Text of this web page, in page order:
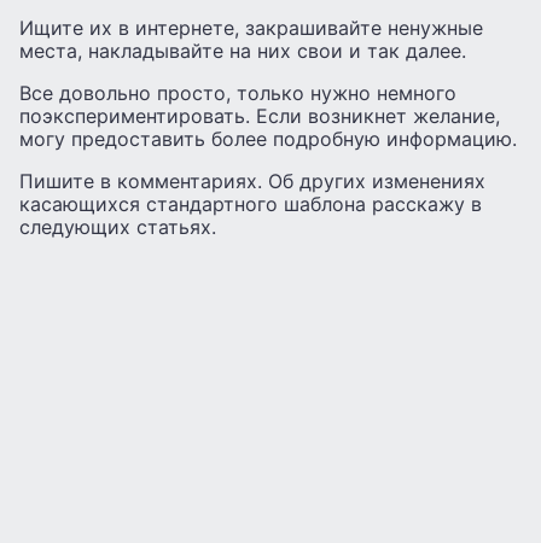
Ищите их в интернете, закрашивайте ненужные
места, накладывайте на них свои и так далее.
Все довольно просто, только нужно немного
поэкспериментировать. Если возникнет желание,
могу предоставить более подробную информацию.
Пишите в комментариях. Об других изменениях
касающихся стандартного шаблона расскажу в
следующих статьях.